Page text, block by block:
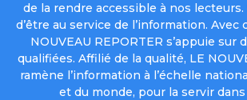
de la rendre accessible à nos
d’être au service de l’information. Avec
NOUVEAU REPORTER s’appuie sur
qualifiées. Affilié de la qualité, LE
ramène l’information à l’échelle
et du monde, pour la servir